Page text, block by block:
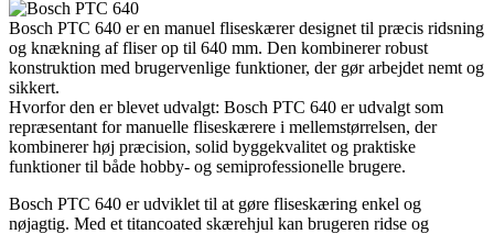
Bosch PTC 640 er en manuel fliseskærer designet til præcis ridsning
og knækning af fliser op til 640 mm. Den kombinerer robust
konstruktion med brugervenlige funktioner, der gør arbejdet nemt og
sikkert.
Hvorfor den er blevet udvalgt: Bosch PTC 640 er udvalgt som
repræsentant for manuelle fliseskærere i mellemstørrelsen, der
kombinerer høj præcision, solid byggekvalitet og praktiske
funktioner til både hobby- og semiprofessionelle brugere.
Bosch PTC 640 er udviklet til at gøre fliseskæring enkel og
nøjagtig. Med et titancoated skærehjul kan brugeren ridse og